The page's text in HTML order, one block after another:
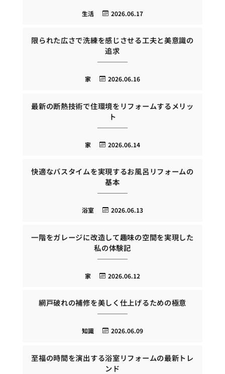
2026.06.17
生活
限られた広さで洗練を感じさせる工夫と美意識の
追求
2026.06.16
家
最新の断熱技術で住環境をリフォームするメリッ
ト
2026.06.14
家
快適なバスタイムを実現するお風呂リフォームの
基本
2026.06.13
浴室
一階をガレージに改造して趣味の空間を実現した
私の体験記
2026.06.12
家
網戸破れの補修を美しく仕上げるための極意
2026.06.09
知識
至福の時間を演出する浴室リフォームの最新トレ
ンド